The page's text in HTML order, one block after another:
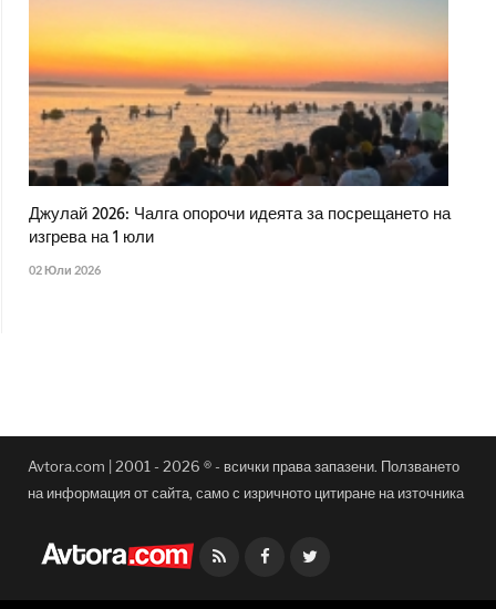
Джулай 2026: Чалга опорочи идеята за посрещането на
изгрева на 1 юли
02 Юли 2026
Avtora.com | 2001 - 2026 ® - всички права запазени. Ползването
на информация от сайта, само с изричното цитиране на източника
Facebook